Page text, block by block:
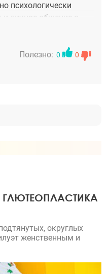
психологически
личное общение с
к
прохождением
Моя
Полезно: 0 0
ГЛЮТЕОПЛАСТИКА
округлых
женственным и